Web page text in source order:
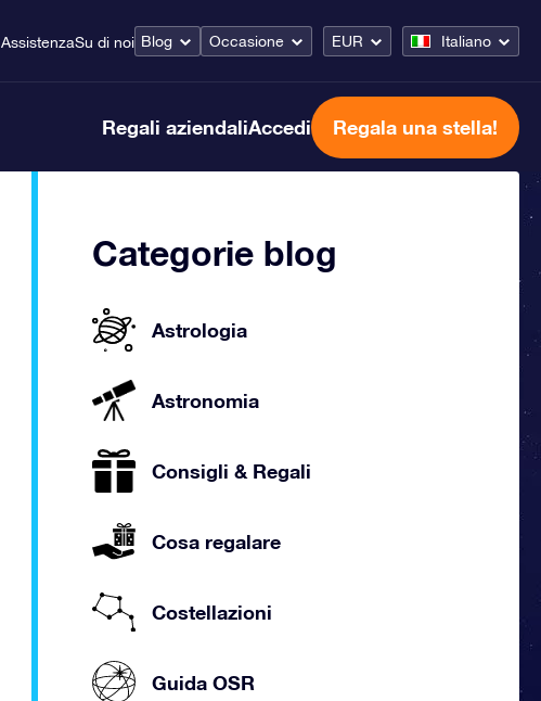
AssistenzaSu di noi Blog Occasione EUR Italiano
Regali aziendaliAccedi Regala una stella!
Categorie blog
Astrologia
Astronomia
Consigli & Regali
Cosa regalare
Costellazioni
Guida OSR